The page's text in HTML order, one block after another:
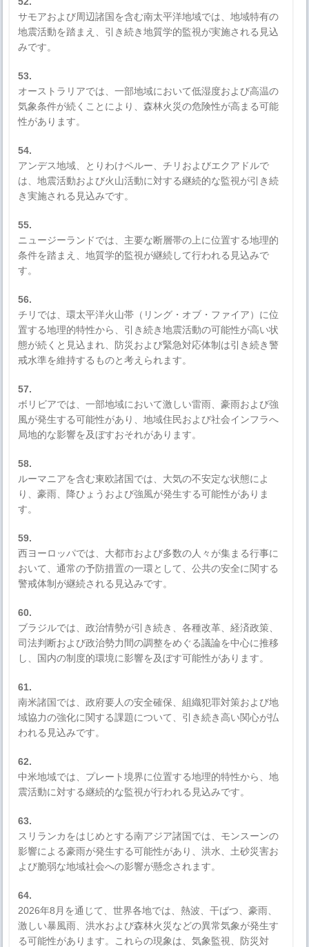
サモアおよび周辺諸国を含む南太平洋地域では、地域特有の
地震活動を踏まえ、引き続き地質学的監視が実施される見込
みです。
53.
オーストラリアでは、一部地域において低湿度および高温の
気象条件が続くことにより、森林火災の危険性が高まる可能
性があります。
54.
アンデス地域、とりわけペルー、チリおよびエクアドルで
は、地震活動および火山活動に対する継続的な監視が引き続
き実施される見込みです。
55.
ニュージーランドでは、主要な断層帯の上に位置する地理的
条件を踏まえ、地質学的監視が継続して行われる見込みで
す。
56.
チリでは、環太平洋火山帯（リング・オブ・ファイア）に位
置する地理的特性から、引き続き地震活動の可能性が高い状
態が続くと見込まれ、防災および緊急対応体制は引き続き警
戒水準を維持するものと考えられます。
57.
ボリビアでは、一部地域において激しい雷雨、豪雨および強
風が発生する可能性があり、地域住民および社会インフラへ
局地的な影響を及ぼすおそれがあります。
58.
ルーマニアを含む東欧諸国では、大気の不安定な状態によ
り、豪雨、降ひょうおよび強風が発生する可能性がありま
す。
59.
西ヨーロッパでは、大都市および多数の人々が集まる行事に
おいて、通常の予防措置の一環として、公共の安全に関する
警戒体制が継続される見込みです。
60.
ブラジルでは、政治情勢が引き続き、各種改革、経済政策、
司法判断および政治勢力間の調整をめぐる議論を中心に推移
し、国内の制度的環境に影響を及ぼす可能性があります。
61.
南米諸国では、政府要人の安全確保、組織犯罪対策および地
域協力の強化に関する課題について、引き続き高い関心が払
われる見込みです。
62.
中米地域では、プレート境界に位置する地理的特性から、地
震活動に対する継続的な監視が行われる見込みです。
63.
スリランカをはじめとする南アジア諸国では、モンスーンの
影響による豪雨が発生する可能性があり、洪水、土砂災害お
よび脆弱な地域社会への影響が懸念されます。
64.
2026年8月を通じて、世界各地では、熱波、干ばつ、豪雨、
激しい暴風雨、洪水および森林火災などの異常気象が発生す
る可能性があります。これらの現象は、気象監視、防災対